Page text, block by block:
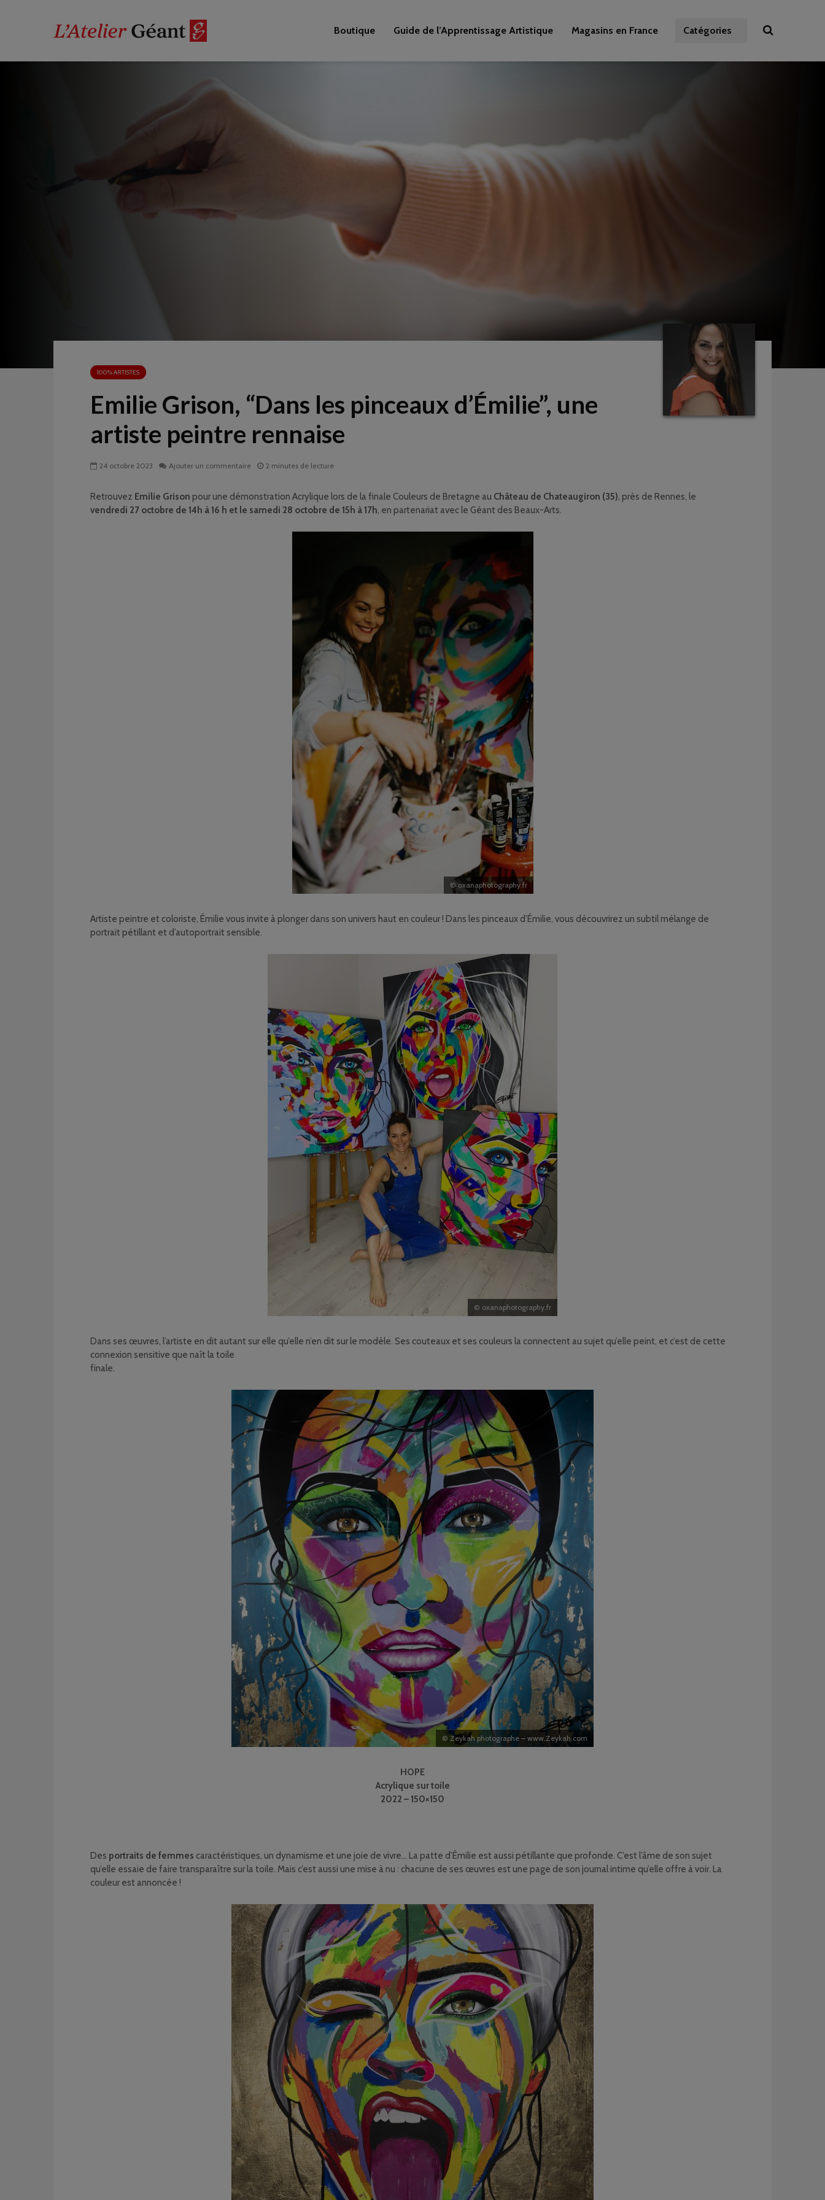
Boutique Guide de l’Apprentissage Artistique Magasins en France Catégories
100% ARTISTES
Emilie Grison, “Dans les pinceaux d’Émilie”, une
artiste peintre rennaise
24 octobre 2023 Ajouter un commentaire 2 minutes de lecture
Retrouvez Emilie Grison pour une démonstration Acrylique lors de la finale Couleurs de Bretagne au Château de Chateaugiron (35), près de Rennes, le
vendredi 27 octobre de 14h à 16 h et le samedi 28 octobre de 15h à 17h, en partenariat avec le Géant des Beaux-Arts.
© oxanaphotography.fr
Artiste peintre et coloriste, Émilie vous invite à plonger dans son univers haut en couleur ! Dans les pinceaux d’Émilie, vous découvrirez un subtil mélange de
portrait pétillant et d’autoportrait sensible.
© oxanaphotography.fr
Dans ses œuvres, l’artiste en dit autant sur elle qu’elle n’en dit sur le modèle. Ses couteaux et ses couleurs la connectent au sujet qu’elle peint, et c’est de cette
connexion sensitive que naît la toile
finale.
© Zeykah photographe – www.Zeykah.com
HOPE
Acrylique sur toile
2022 – 150×150
Des portraits de femmes caractéristiques, un dynamisme et une joie de vivre… La patte d’Émilie est aussi pétillante que profonde. C’est l’âme de son sujet
qu’elle essaie de faire transparaître sur la toile. Mais c’est aussi une mise à nu : chacune de ses œuvres est une page de son journal intime qu’elle offre à voir. La
couleur est annoncée !